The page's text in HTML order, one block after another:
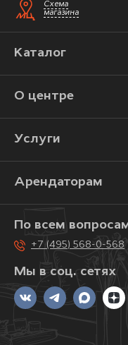
Схема
магазина
Каталог
О центре
Услуги
Арендаторам
Мы в соц. сетях
По всем
+7 (495) 568-0-568